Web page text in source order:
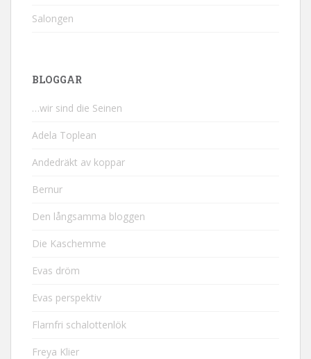
Salongen
BLOGGAR
…wir sind die Seinen
Adela Toplean
Andedräkt av koppar
Bernur
Den långsamma bloggen
Die Kaschemme
Evas dröm
Evas perspektiv
Flarnfri schalottenlök
Freya Klier